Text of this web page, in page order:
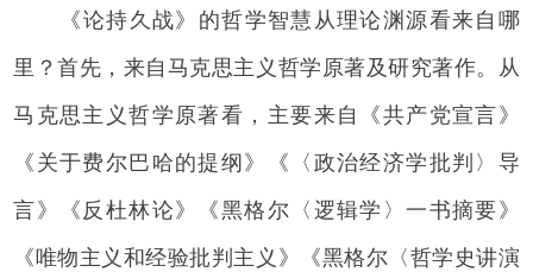
《论持久战》的哲学智慧从理论渊源看来自哪
里？首先，来自马克思主义哲学原著及研究著作。从
马克思主义哲学原著看，主要来自《共产党宣言》
《关于费尔巴哈的提纲》《〈政治经济学批判〉导
言》《反杜林论》《黑格尔〈逻辑学〉一书摘要》
《唯物主义和经验批判主义》《黑格尔〈哲学史讲演